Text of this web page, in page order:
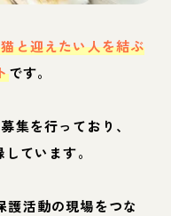
と迎えたい人を結ぶ
です。
集を行っており、
ています。
護活動の現場をつな